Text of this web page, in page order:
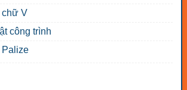
chữ V
công trình
Palize